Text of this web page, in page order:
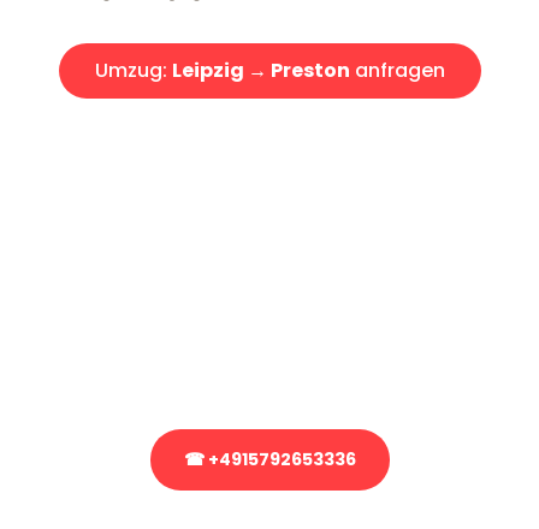
Umzug: Leipzig → Preston anfragen
☎ +4915792653336